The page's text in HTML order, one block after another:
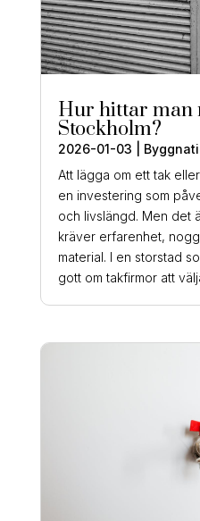
Hur hittar man
Stockholm?
2026-01-03
Att lägga om ett tak
en investering som
och livslängd. Men det
kräver erfarenhet,
material. I en storstad
gott om takfirmor att